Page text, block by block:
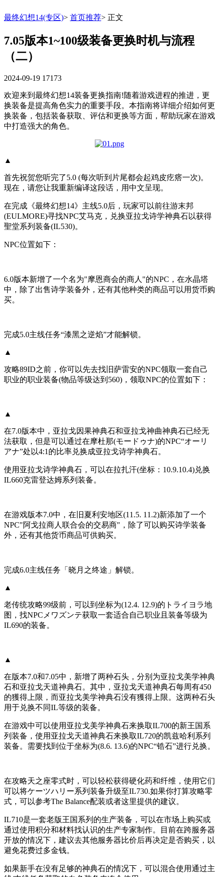
最终幻想14(专区)> 首页推荐> 正文
7.05版本1~100级装备更换时机与流程
（二）
2024-09-19 17173
欢迎来到最终幻想14装备更换指南!随着游戏进程的推进，更
换装备是提高角色实力的重要手段。本指南将详细介绍如何更
换装备，包括装备获取、评估和更换等方面，帮助玩家在游戏
中打造强大的角色。
▲
首先祝贺您听完了5.0 (每次听到片尾都会起鸡皮疙瘩一次)。
现在，请您让我重新编译这段话，用中文呈现。
在完成《最终幻想14》主线5.0后，玩家可以前往游末邦
(EULMORE)寻找NPC艾马克，兑换亚拉戈诗学神典石以获得
聖堂系列装备(IL530)。
NPC位置如下：
6.0版本新增了一个名为"摩恩商会的商人"的NPC，在水晶塔
中，除了出售诗学装备外，还有其他种类的商品可以用货币购
买。
完成5.0主线任务“漆黑之逆焰”才能解锁。
▲
攻略89ID之前，你可以先去找旧萨雷安的NPC领取一套自己
职业的职业装备(物品等级达到560)，领取NPC的位置如下：
▲
在7.0版本中，亚拉戈因果神典石和亚拉戈神曲神典石已经无
法获取，但是可以通过在摩杜那(モードゥナ)的NPC“オーリ
アナ”处以4:1的比率兑换成亚拉戈诗学神典石。
使用亚拉戈诗学神典石，可以在拉扎汗(坐标：10.9.10.4)兑换
IL660克雷登达姆系列装备。
在游戏版本7.0中，在旧夏利安地区(11.5. 11.2)新添加了一个
NPC"阿戈拉商人联合会的交易商"，除了可以购买诗学装备
外，还有其他货币商品可供购买。
完成6.0主线任务「晓月之终途」解锁。
▲
老传统攻略99级前，可以到坐标为(12.4. 12.9)的トライヨラ地
图，找NPCメワズンテ获取一套适合自己职业且装备等级为
IL690的装备。
▲
在版本7.0和7.05中，新增了两种石头，分别为亚拉戈美学神典
石和亚拉戈天道神典石。其中，亚拉戈天道神典石每周有450
的獲得上限，而亚拉戈美学神典石没有獲得上限。这两种石头
用于兑换不同IL等级的装备。
在游戏中可以使用亚拉戈美学神典石来换取IL700的新王国系
列装备，使用亚拉戈天道神典石来换取IL720的凯兹哈利系列
装备。需要找到位于坐标为(8.6. 13.6)的NPC“锆石”进行兑换。
在攻略天之座零式时，可以轻松获得硬化药和纤维，使用它们
可以将ケーツハリー系列装备升级至IL730.如果你打算攻略零
式，可以参考The Balance配装或者这里提供的建议。
IL710是一套老版王国系列的生产装备，可以在市场上购买或
通过使用积分和材料找认识的生产专家制作。目前在跨服务器
开放的情况下，建议去其他服务器比价后再决定是否购买，以
避免花费过多金钱。
如果新手在没有足够的神典石的情况下，可以混合使用通过主